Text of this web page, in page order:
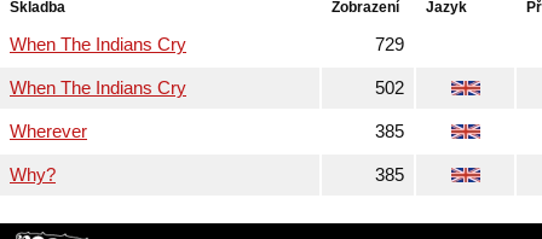
Skladba Zobrazení Jazyk
When The Indians Cry 729
When The Indians Cry 502
Wherever 385
Why? 385